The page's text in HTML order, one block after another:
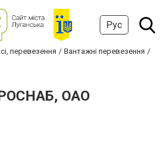
Рус
перевезення
Вантажні перевезення
ОАО